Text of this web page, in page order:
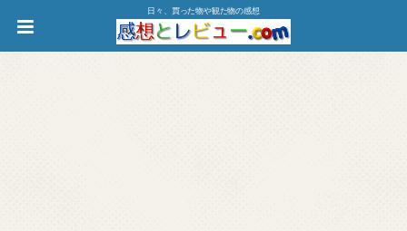
日々、買った物や観た物の感想